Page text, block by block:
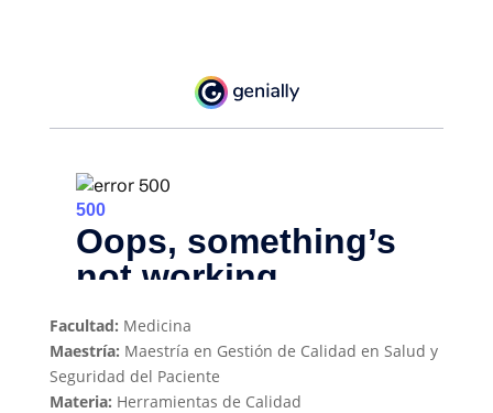
Facultad: Medicina
Maestría: Maestría en Gestión de Calidad en Salud y
Seguridad del Paciente
Materia: Herramientas de Calidad